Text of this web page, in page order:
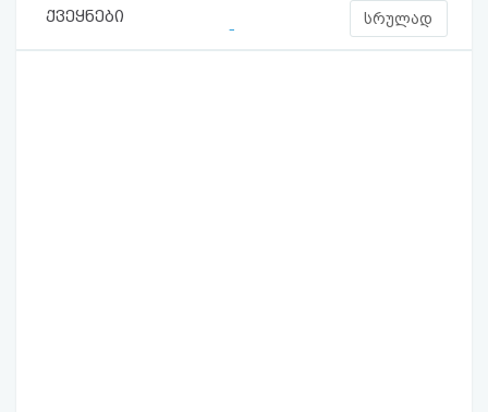
ქვეყნები სრულად